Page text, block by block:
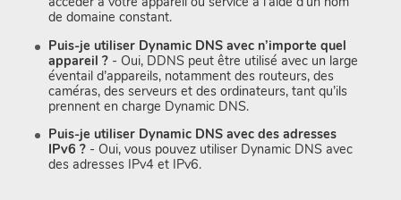
de domaine constant.
Puis-je utiliser Dynamic DNS avec n’importe quel
appareil ? - Oui, DDNS peut être utilisé avec un large
éventail d’appareils, notamment des routeurs, des
caméras, des serveurs et des ordinateurs, tant qu’ils
prennent en charge Dynamic DNS.
Puis-je utiliser Dynamic DNS avec des adresses
IPv6 ? - Oui, vous pouvez utiliser Dynamic DNS avec
des adresses IPv4 et IPv6.